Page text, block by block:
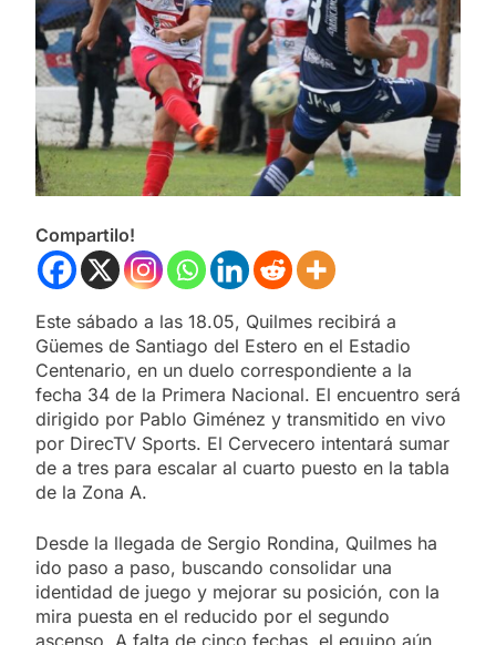
Compartilo!
Este sábado a las 18.05, Quilmes recibirá a
Güemes de Santiago del Estero en el Estadio
Centenario, en un duelo correspondiente a la
fecha 34 de la Primera Nacional. El encuentro será
dirigido por Pablo Giménez y transmitido en vivo
por DirecTV Sports. El Cervecero intentará sumar
de a tres para escalar al cuarto puesto en la tabla
de la Zona A.
Desde la llegada de Sergio Rondina, Quilmes ha
ido paso a paso, buscando consolidar una
identidad de juego y mejorar su posición, con la
mira puesta en el reducido por el segundo